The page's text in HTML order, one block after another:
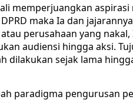
memperjuangkan aspirasi
maka Ia dan
perusahaan yang
audiensi hingga aksi.
dilakukan sejak lama
paradigma pengurusan